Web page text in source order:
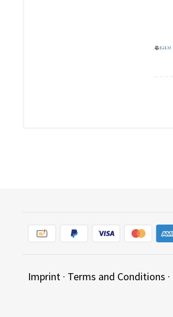
Imprint · Terms and Conditions ·